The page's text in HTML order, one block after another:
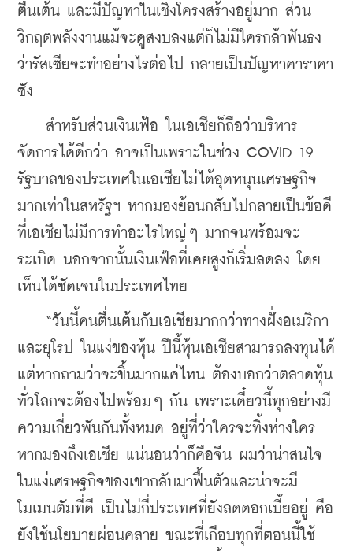
ตื่นเต้น และมีปัญหาในเชิงโครงสร้างอยู่มาก ส่วน
วิกฤตพลังงานแม้จะดูสงบลงแต่ก็ไม่มีใครกล้าฟันธง
ว่ารัสเซียจะทำอย่างไรต่อไป กลายเป็นปัญหาคาราคา
ซัง
สำหรับส่วนเงินเฟ้อ ในเอเชียก็ถือว่าบริหาร
จัดการได้ดีกว่า อาจเป็นเพราะในช่วง COVID-19
รัฐบาลของประเทศในเอเชียไม่ได้อุดหนุนเศรษฐกิจ
มากเท่าในสหรัฐฯ หากมองย้อนกลับไปกลายเป็นข้อดี
ที่เอเชียไม่มีการทำอะไรใหญ่ๆ มากจนพร้อมจะ
ระเบิด นอกจากนั้นเงินเฟ้อที่เคยสูงก็เริ่มลดลง โดย
เห็นได้ชัดเจนในประเทศไทย
“วันนี้คนตื่นเต้นกับเอเชียมากกว่าทางฝั่งอเมริกา
และยุโรป ในแง่ของหุ้น ปีนี้หุ้นเอเชียสามารถลงทุนได้
แต่หากถามว่าจะขึ้นมากแค่ไหน ต้องบอกว่าตลาดหุ้น
ทั่วโลกจะต้องไปพร้อมๆ กัน เพราะเดี๋ยวนี้ทุกอย่างมี
ความเกี่ยวพันกันทั้งหมด อยู่ที่ว่าใครจะทิ้งห่างใคร
หากมองถึงเอเชีย แน่นอนว่าก็คือจีน ผมว่าน่าสนใจ
ในแง่เศรษฐกิจของเขากลับมาฟื้นตัวและน่าจะมี
โมเมนตัมที่ดี เป็นไม่กี่ประเทศที่ยังลดดอกเบี้ยอยู่ คือ
ยังใช้นโยบายผ่อนคลาย ขณะที่เกือบทุกที่ตอนนี้ใช้